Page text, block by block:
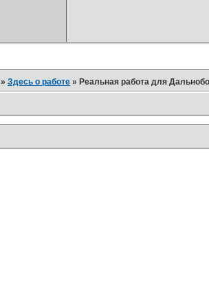
»Здесь о работе »Реальная работа для